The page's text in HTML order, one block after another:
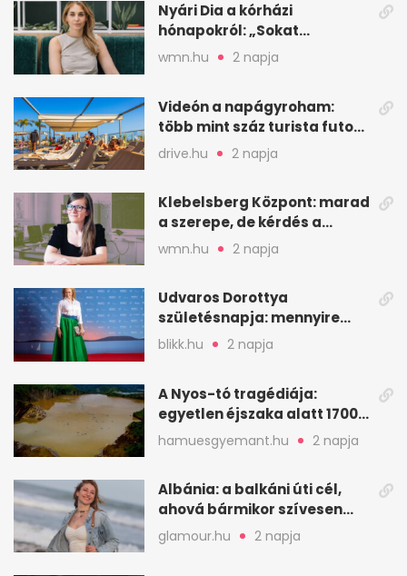
Nyári Dia a kórházi
hónapokról: „Sokat
veszekedtem Istennel”
wmn.hu 2 napja
Videón a napágyroham:
több mint száz turista futott
a helyekért Tenerifén
drive.hu 2 napja
Klebelsberg Központ: marad
a szerepe, de kérdés a
hitelessége
wmn.hu 2 napja
Udvaros Dorottya
születésnapja: mennyire
ismered a filmszerepeit?
blikk.hu 2 napja
A Nyos-tó tragédiája:
egyetlen éjszaka alatt 1700
ember halt meg
hamuesgyemant.hu 2 napja
Albánia: a balkáni úti cél,
ahová bármikor szívesen
visszamennék
glamour.hu 2 napja